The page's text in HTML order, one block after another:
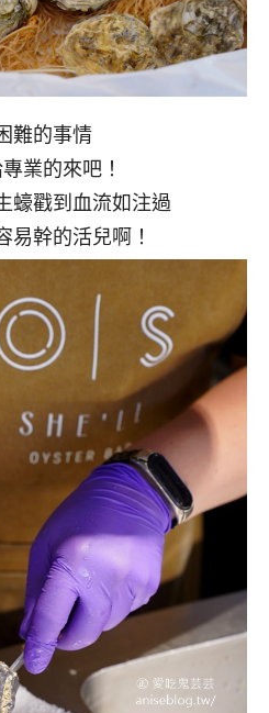
難的事情
業的來吧！
蠔戳到血流如注過
易幹的活兒啊！